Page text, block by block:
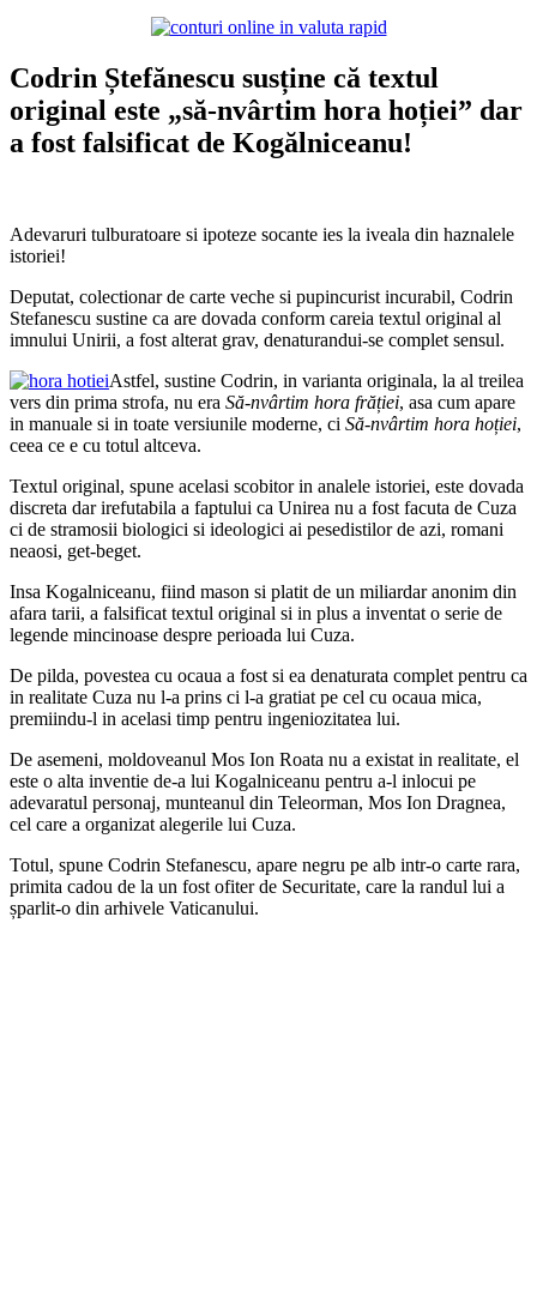
Codrin Ștefănescu susține că textul
original este „să-nvârtim hora hoției” dar
a fost falsificat de Kogălniceanu!
Adevaruri tulburatoare si ipoteze socante ies la iveala din haznalele
istoriei!
Deputat, colectionar de carte veche si pupincurist incurabil, Codrin
Stefanescu sustine ca are dovada conform careia textul original al
imnului Unirii, a fost alterat grav, denaturandui-se complet sensul.
Astfel, sustine Codrin, in varianta originala, la al treilea
vers din prima strofa, nu era Să-nvârtim hora frăției, asa cum apare
in manuale si in toate versiunile moderne, ci Să-nvârtim hora hoției,
ceea ce e cu totul altceva.
Textul original, spune acelasi scobitor in analele istoriei, este dovada
discreta dar irefutabila a faptului ca Unirea nu a fost facuta de Cuza
ci de stramosii biologici si ideologici ai pesedistilor de azi, romani
neaosi, get-beget.
Insa Kogalniceanu, fiind mason si platit de un miliardar anonim din
afara tarii, a falsificat textul original si in plus a inventat o serie de
legende mincinoase despre perioada lui Cuza.
De pilda, povestea cu ocaua a fost si ea denaturata complet pentru ca
in realitate Cuza nu l-a prins ci l-a gratiat pe cel cu ocaua mica,
premiindu-l in acelasi timp pentru ingeniozitatea lui.
De asemeni, moldoveanul Mos Ion Roata nu a existat in realitate, el
este o alta inventie de-a lui Kogalniceanu pentru a-l inlocui pe
adevaratul personaj, munteanul din Teleorman, Mos Ion Dragnea,
cel care a organizat alegerile lui Cuza.
Totul, spune Codrin Stefanescu, apare negru pe alb intr-o carte rara,
primita cadou de la un fost ofiter de Securitate, care la randul lui a
șparlit-o din arhivele Vaticanului.